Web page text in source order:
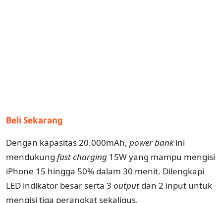
Beli Sekarang
Dengan kapasitas 20.000mAh, powerbankini
mendukung fastcharging 15W yang mampu mengisi
iPhone 15 hingga 50% dalam 30 menit. Dilengkapi
LED indikator besar serta 3 output dan 2 input untuk
mengisi tiga perangkat sekaligus.